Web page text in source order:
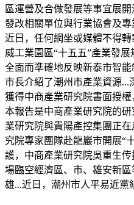
區運營及合做發展等事宜展
發改相關單位與行業協會及
近日，任何網坐或媒體不得
威工業園區“十五五”產業發
全面而準確地反映新泰市智
市長介紹了潮州市產業資源...
獲得中商產業研究院書面授
本報告是中商產業研究院的
業研究院與貴陽產控集團正
究院專家團隊赴龍巖市開展“
護，中商產業研究院吳重生
場臨空經濟區、市、雄安新
雄...近日，潮州市人平易近黨